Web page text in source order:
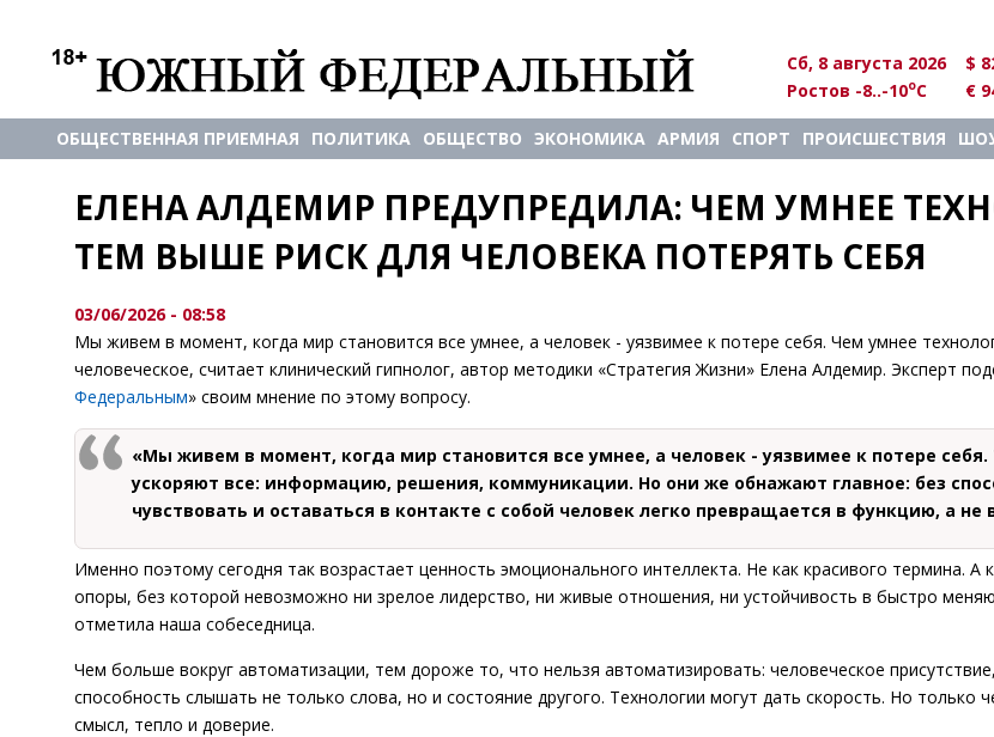
Сб, 8 августа 2026
$
Ростов -8..-10oC €
ОБЩЕСТВЕННАЯ ПРИЕМНАЯ ПОЛИТИКА ОБЩЕСТВО ЭКОНОМИКА АРМИЯ СПОРТ ПРОИСШЕСТВИЯ
ЕЛЕНА АЛДЕМИР ПРЕДУПРЕДИЛА: ЧЕМ УМНЕЕ
ТЕМ ВЫШЕ РИСК ДЛЯ ЧЕЛОВЕКА ПОТЕРЯТЬ СЕБЯ
03/06/2026 - 08:58
Мы живем в момент, когда мир становится все умнее, а человек - уязвимее к потере себя. Чем умнее
человеческое, считает клинический гипнолог, автор методики «Стратегия Жизни» Елена Алдемир. Эксперт
Федеральным» своим мнение по этому вопросу.
«Мы живем в момент, когда мир становится все умнее, а человек - уязвимее к потере себя.
ускоряют все: информацию, решения, коммуникации. Но они же обнажают главное: без
чувствовать и оставаться в контакте с собой человек легко превращается в функцию, а не
Именно поэтому сегодня так возрастает ценность эмоционального интеллекта. Не как красивого термина. А
опоры, без которой невозможно ни зрелое лидерство, ни живые отношения, ни устойчивость в быстро
отметила наша собеседница.
Чем больше вокруг автоматизации, тем дороже то, что нельзя автоматизировать: человеческое
способность слышать не только слова, но и состояние другого. Технологии могут дать скорость. Но только
смысл, тепло и доверие.